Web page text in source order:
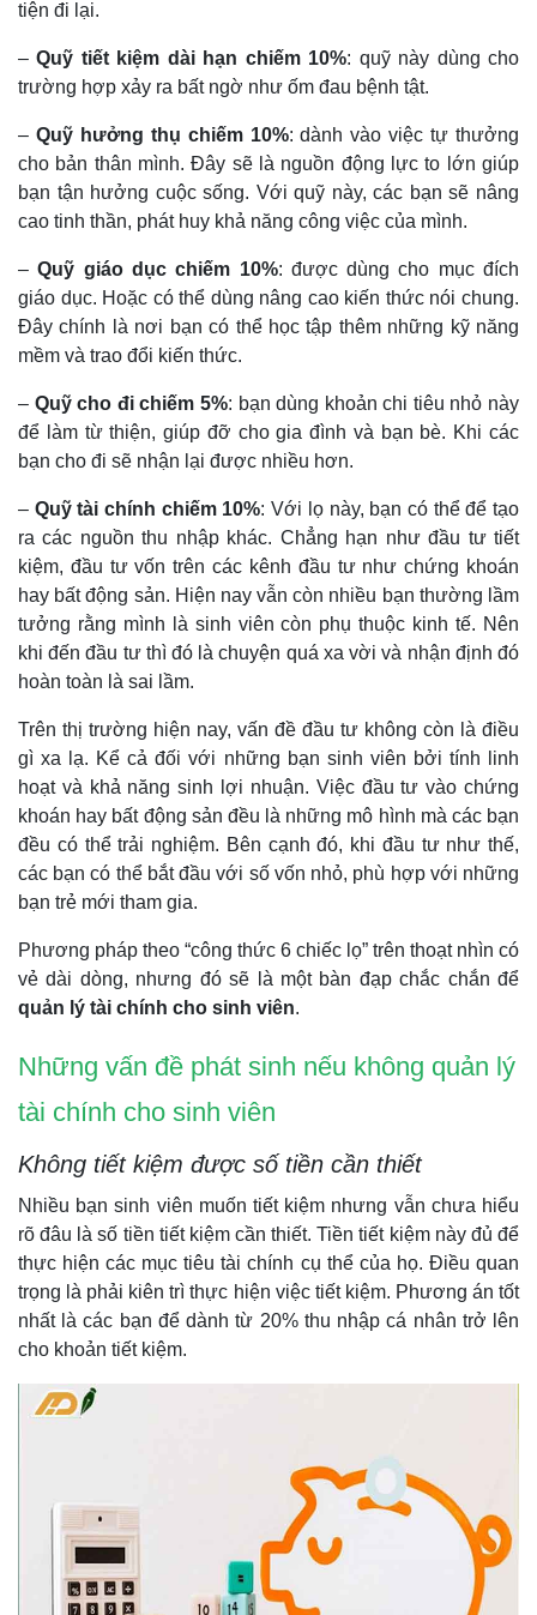
tiện đi lại.
–Quỹ tiết kiệm dài hạn chiếm 10%: quỹ này dùng cho
trường hợp xảy ra bất ngờ như ốm đau bệnh tật.
– Quỹ hưởng thụ chiếm 10%: dành vào việc tự thưởng
cho bản thân mình. Đây sẽ là nguồn động lực to lớn giúp
bạn tận hưởng cuộc sống. Với quỹ này, các bạn sẽ nâng
cao tinh thần, phát huy khả năng công việc của mình.
–Quỹ giáo dục chiếm 10%: được dùng cho mục đích
giáo dục. Hoặc có thể dùng nâng cao kiến thức nói chung.
Đây chính là nơi bạn có thể học tập thêm những kỹ năng
mềm và trao đổi kiến thức.
– Quỹ cho đi chiếm 5%: bạn dùng khoản chi tiêu nhỏ này
để làm từ thiện, giúp đỡ cho gia đình và bạn bè. Khi các
bạn cho đi sẽ nhận lại được nhiều hơn.
– Quỹ tài chính chiếm 10%: Với lọ này, bạn có thể để tạo
ra các nguồn thu nhập khác. Chẳng hạn như đầu tư tiết
kiệm, đầu tư vốn trên các kênh đầu tư như chứng khoán
hay bất động sản. Hiện nay vẫn còn nhiều bạn thường lầm
tưởng rằng mình là sinh viên còn phụ thuộc kinh tế. Nên
khi đến đầu tư thì đó là chuyện quá xa vời và nhận định đó
hoàn toàn là sai lầm.
Trên thị trường hiện nay, vấn đề đầu tư không còn là điều
gì xa lạ. Kể cả đối với những bạn sinh viên bởi tính linh
hoạt và khả năng sinh lợi nhuận. Việc đầu tư vào chứng
khoán hay bất động sản đều là những mô hình mà các bạn
đều có thể trải nghiệm. Bên cạnh đó, khi đầu tư như thế,
các bạn có thể bắt đầu với số vốn nhỏ, phù hợp với những
bạn trẻ mới tham gia.
Phương pháp theo “công thức 6 chiếc lọ” trên thoạt nhìn có
vẻ dài dòng, nhưng đó sẽ là một bàn đạp chắc chắn để
quản lý tài chính cho sinh viên.
Những vấn đề phát sinh nếu không quản lý
tài chính cho sinh viên
Không tiết kiệm được số tiền cần thiết
Nhiều bạn sinh viên muốn tiết kiệm nhưng vẫn chưa hiểu
rõ đâu là số tiền tiết kiệm cần thiết. Tiền tiết kiệm này đủ để
thực hiện các mục tiêu tài chính cụ thể của họ. Điều quan
trọng là phải kiên trì thực hiện việc tiết kiệm. Phương án tốt
nhất là các bạn để dành từ 20% thu nhập cá nhân trở lên
cho khoản tiết kiệm.